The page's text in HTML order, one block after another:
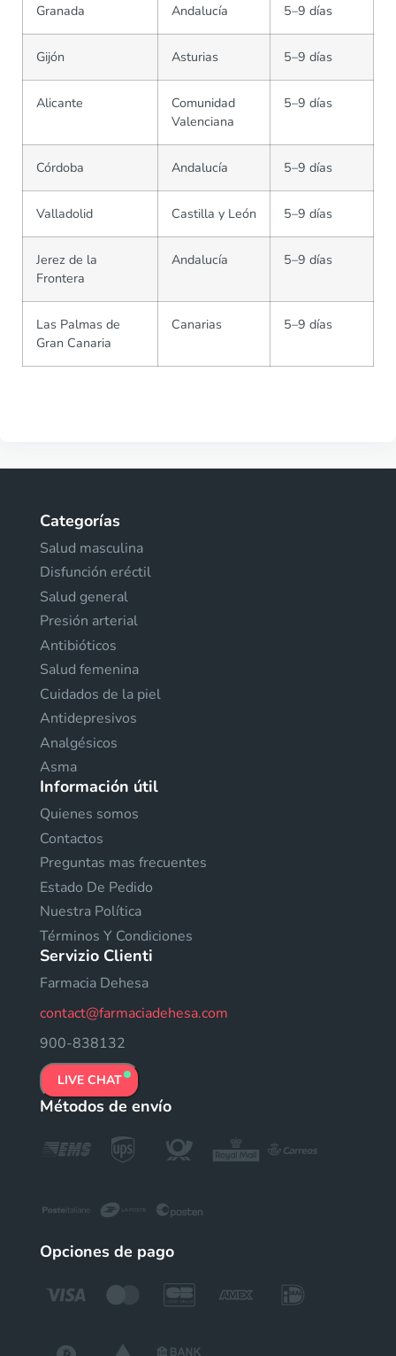
Granada Andalucía 5–9 días
Gijón Asturias 5–9 días
Alicante
Comunidad
Valenciana
5–9 días
Córdoba Andalucía 5–9 días
Valladolid Castilla y León 5–9 días
Jerez de la
Frontera
Andalucía 5–9 días
Las Palmas de
Gran Canaria
Canarias 5–9 días
Categorías
Salud masculina
Disfunción eréctil
Salud general
Presión arterial
Antibióticos
Salud femenina
Cuidados de la piel
Antidepresivos
Analgésicos
Asma
Información útil
Quienes somos
Contactos
Preguntas mas frecuentes
Estado De Pedido
Nuestra Política
Términos Y Condiciones
Servizio Clienti
Farmacia Dehesa
contact@farmaciadehesa.com
900-838132
LIVE CHAT
Métodos de envío
Opciones de pago